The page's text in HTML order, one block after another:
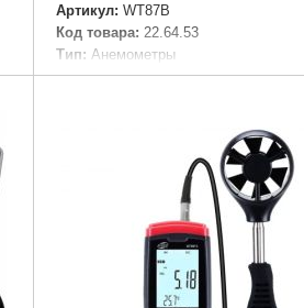
Артикул: WT87B
Код товара: 22.64.53
Тип: Анемометры
Тип датчика: Встроенный
-10 - 45 °C
Диапазон скорости: 0.3 - 30 м/с
Точность, +-мм/м: ± 5%
165x85x39 мм
Габариты упаковки: 160x100x35 мм
500 г
Подробнее...